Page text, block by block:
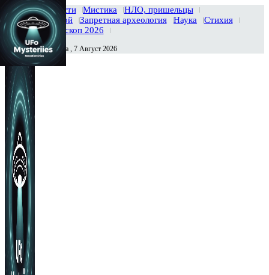
Главная Новости Мистика
НЛО, пришельцы
Тайны вселенной
Запретная археология Наука
Стихия
История
Гороскоп 2026
Сегодня Пятница , 7 Август 2026